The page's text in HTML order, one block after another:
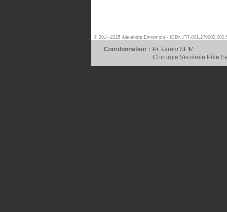
© 2014-2025 Alexandre Entremont -
Coordonnateur : Pr Karem SLIM
Chirurgie Viscérale Pôle